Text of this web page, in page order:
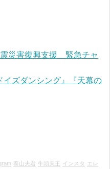
震災害復興支援 緊急チャ
ズダンシング』『天幕の
泰山夫君 牛頭天王 インスタ
エレ